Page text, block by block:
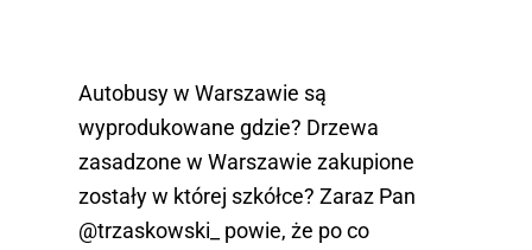
Autobusy w Warszawie są
wyprodukowane gdzie? Drzewa
zasadzone w Warszawie zakupione
zostały w której szkółce? Zaraz Pan
@trzaskowski_
powie, że po co